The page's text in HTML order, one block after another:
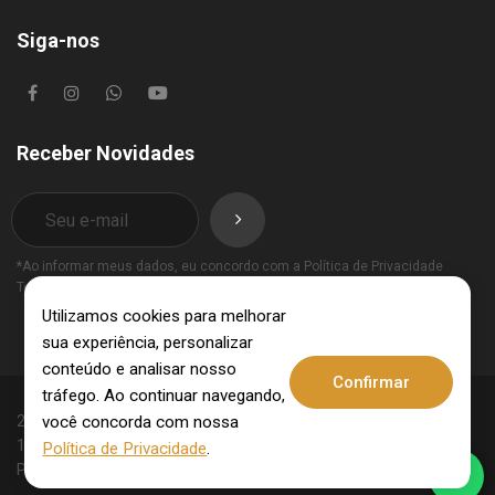
Siga-nos
Receber Novidades
*Ao informar meus dados, eu concordo com a Política de Privacidade
Termos de Uso
2025 © Invest Imobiliária - CRECI: 10062-J - CNPJ:
15.831.309/0001-09. Todos os direitos reservados.
Política de Privacidade
Utilizamos cookies para melhorar
sua experiência, personalizar
conteúdo e analisar nosso
tráfego. Ao continuar navegando,
você concorda com nossa
Política de Privacidade.
Confirmar